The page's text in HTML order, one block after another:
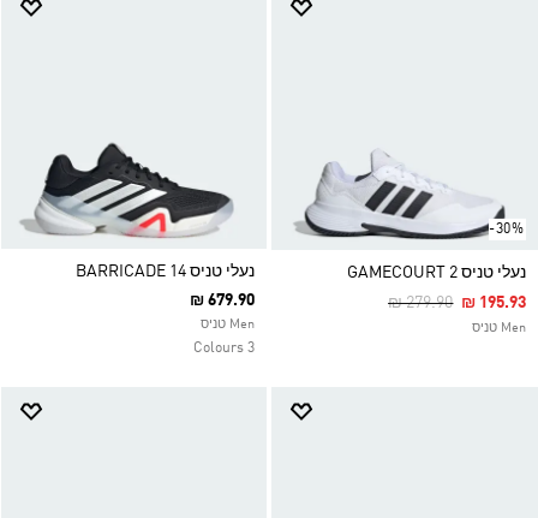
-30%
נעלי טניס GAMECOURT 2
Price Reduced From
₪ 279.90To₪ 195.93
Men טניס
נעלי טניס BARRICADE 14
₪ 679.90
Men טניס
3 Colours